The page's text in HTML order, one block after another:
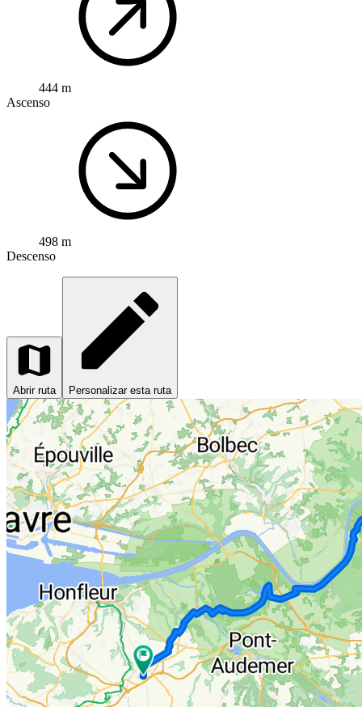
444 m
Ascenso
498 m
Descenso
Abrir ruta Personalizar esta ruta